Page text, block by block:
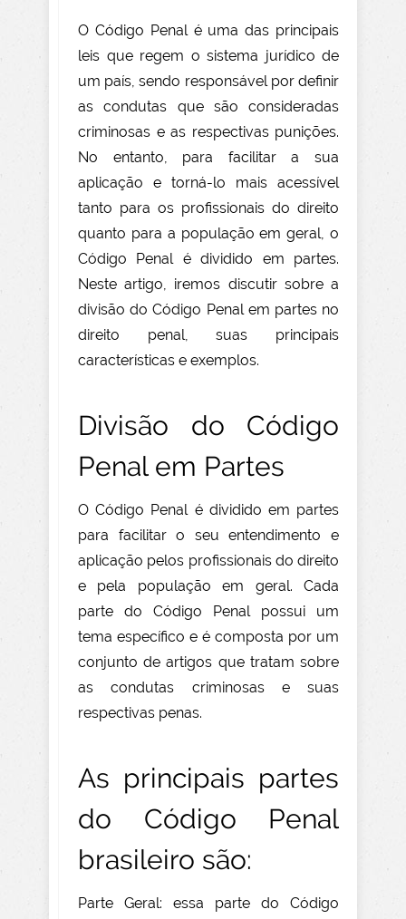
O Código Penal é uma das principais
leis que regem o sistema jurídico de
um país, sendo responsável por definir
as condutas que são consideradas
criminosas e as respectivas punições.
No entanto, para facilitar a sua
aplicação e torná-lo mais acessível
tanto para os profissionais do direito
quanto para a população em geral, o
Código Penal é dividido em partes.
Neste artigo, iremos discutir sobre a
divisão do Código Penal em partes no
direito penal, suas principais
características e exemplos.
Divisão do Código
Penal em Partes
O Código Penal é dividido em partes
para facilitar o seu entendimento e
aplicação pelos profissionais do direito
e pela população em geral. Cada
parte do Código Penal possui um
tema específico e é composta por um
conjunto de artigos que tratam sobre
as condutas criminosas e suas
respectivas penas.
As principais partes
do Código Penal
brasileiro são:
Parte Geral: essa parte do Código